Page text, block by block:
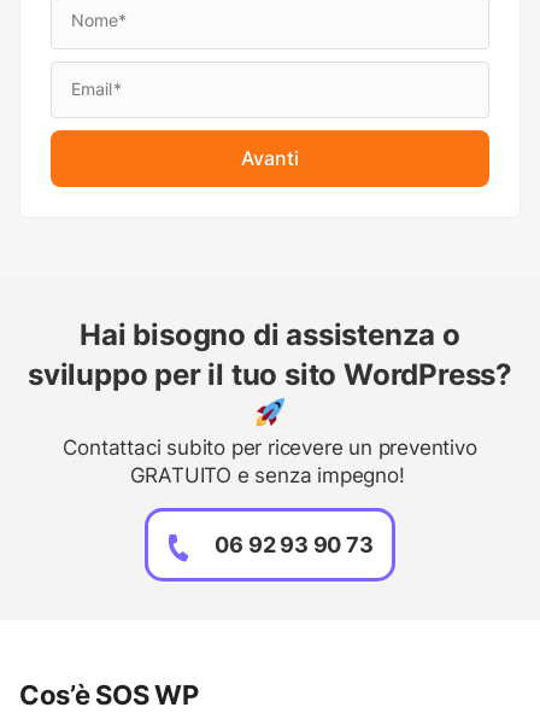
Avanti
Hai bisogno di assistenza o
sviluppo per il tuo sito WordPress?
Contattaci subito per ricevere un preventivo
GRATUITO e senza impegno!
06 92 93 90 73
Cos’è SOS WP